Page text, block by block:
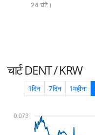
24 घंटे।
चार्टDENT / KRW
1दिन 7दिन 1महीना
0.073